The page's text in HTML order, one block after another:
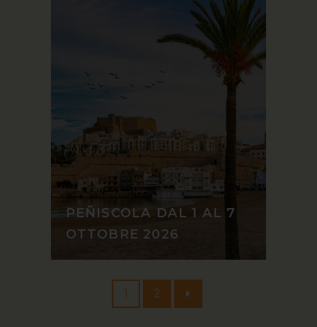
PEÑISCOLA DAL 1 AL 7
OTTOBRE 2026
1 2